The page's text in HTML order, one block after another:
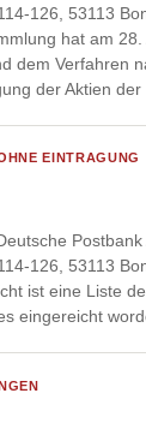
126, 53113
hat am 28.
dem Verfahren
der Aktien der
EINTRAGUNG
126, 53113
ist eine Liste
eingereicht